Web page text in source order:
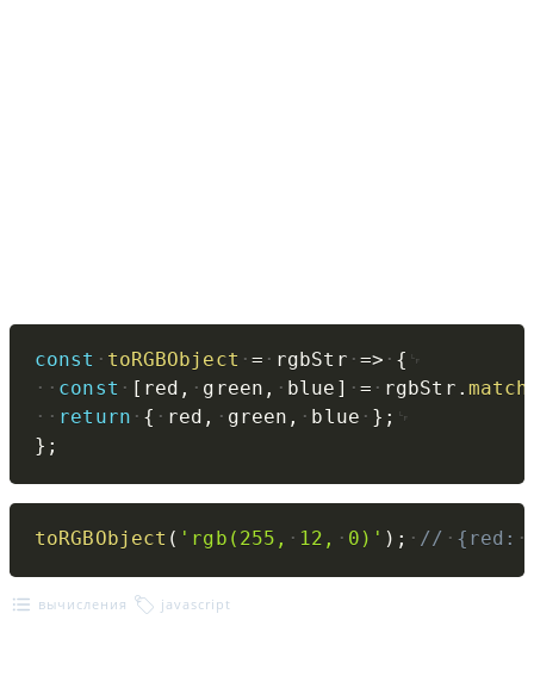
const toRGBObject = rgbStr =>
{
const
[ red , green , blue ] = rgbStr . match
return
{ red , green , blue } ;
} ;
toRGBObject ( 'rgb(255, 12, 0)' ) ; // {red:
вычисления javascript